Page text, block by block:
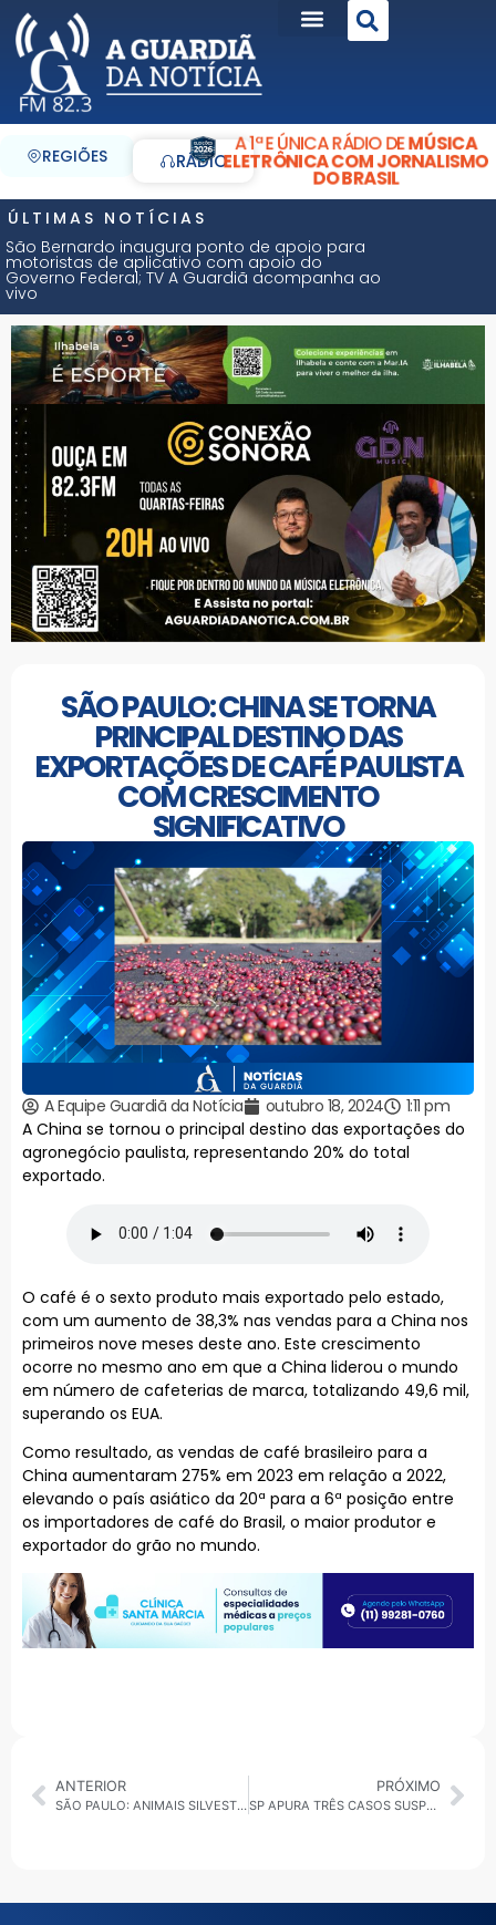
REGIÕES RÁDIO
A 1ª E ÚNICA RÁDIO DEMÚSICA
ELETRÔNICA COM JORNALISMO
DO BRASIL
ÚLTIMAS NOTÍCIAS
São Bernardo inaugura ponto de apoio para
motoristas de aplicativo com apoio do
Governo Federal; TV A Guardiã acompanha ao
vivo
SÃO PAULO: CHINA SE TORNA
PRINCIPAL DESTINO DAS
EXPORTAÇÕES DE CAFÉ PAULISTA
COM CRESCIMENTO
SIGNIFICATIVO
A Equipe Guardiã da Notícia outubro 18, 2024
1:11 pm
A China se tornou o principal destino das exportações do
agronegócio paulista, representando 20% do total
exportado.
O café é o sexto produto mais exportado pelo estado,
com um aumento de 38,3% nas vendas para a China nos
primeiros nove meses deste ano. Este crescimento
ocorre no mesmo ano em que a China liderou o mundo
em número de cafeterias de marca, totalizando 49,6 mil,
superando os EUA.
Como resultado, as vendas de café brasileiro para a
China aumentaram 275% em 2023 em relação a 2022,
elevando o país asiático da 20ª para a 6ª posição entre
os importadores de café do Brasil, o maior produtor e
exportador do grão no mundo.
ANTERIOR
SÃO PAULO: ANIMAIS SILVESTRES AFETADOS PELO FOGO RECEBEM CUIDADOS ESPECIAIS EM SP
PRÓXIMO
SP APURA TRÊS CASOS SUSPEITOS DE CONTAMINAÇÃO POR DENGUE EM TRANSFUSÃO DE SANGUE